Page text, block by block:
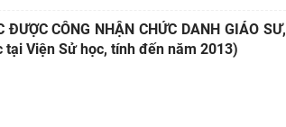
ĐƯỢC CÔNG NHẬN CHỨC DANH GIÁO SƯ,
tại Viện Sử học, tính đến năm 2013)